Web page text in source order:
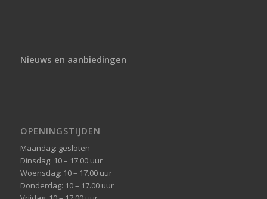
Nieuws en aanbiedingen
OPENINGSTIJDEN
Maandag: gesloten
Dinsdag: 10 – 17.00 uur
Woensdag: 10 – 17.00 uur
Donderdag: 10 – 17.00 uur